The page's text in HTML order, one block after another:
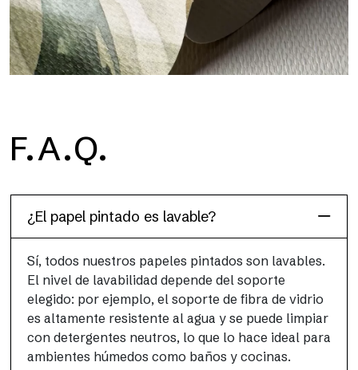
H2O es el papel pintado de baño de fibra de vidrio
impermeable, ideal para cabinas de ducha y ambientes
F.A.Q.
¿El papel pintado es lavable?
Sí, todos nuestros papeles pintados son lavables.
El nivel de lavabilidad depende del soporte
elegido: por ejemplo, el soporte de fibra de vidrio
es altamente resistente al agua y se puede limpiar
con detergentes neutros, lo que lo hace ideal para
ambientes húmedos como baños y cocinas.